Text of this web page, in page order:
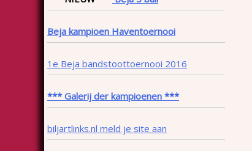
Beja kampioen Haventoernooi
1e Beja bandstoottoernooi 2016
*** Galerij der kampioenen ***
biljartlinks.nl meld je site aan